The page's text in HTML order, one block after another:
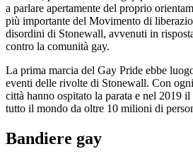
a parlare apertamente del proprio
più importante del Movimento di
disordini di Stonewall, avvenuti in
contro la comunità gay.
La prima marcia del Gay Pride ebbe
eventi delle rivolte di Stonewall. Con
città hanno ospitato la parata e nel 2019
tutto il mondo da oltre 10 milioni di
Bandiere gay